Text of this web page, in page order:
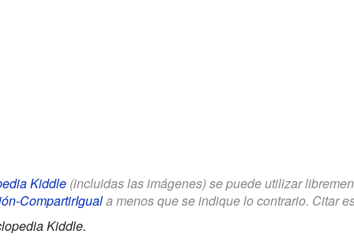
Kiddle(incluidas las imágenes) se puede utilizar
CompartirIguala menos que se indique lo contrario. Citar
Kiddle.